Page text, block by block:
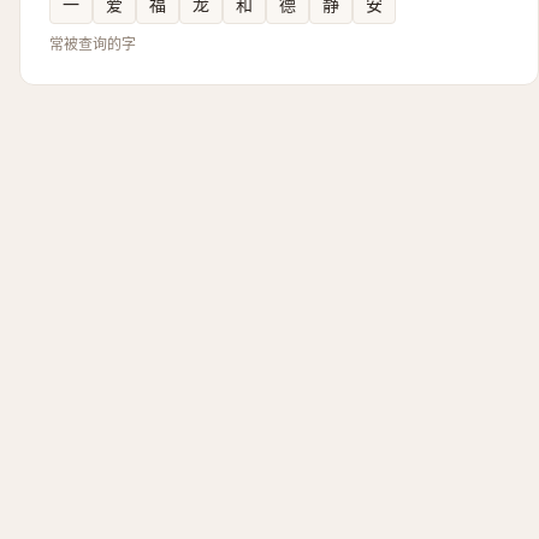
常被查询的字